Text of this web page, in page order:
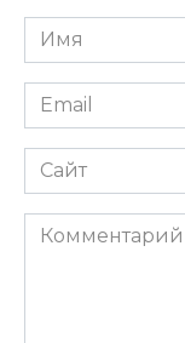
Имя
*
Email
*
Сайт
Комментарий